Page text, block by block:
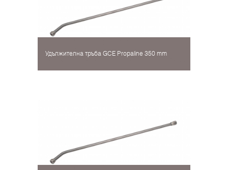
Удължителна тръба GCE Propaline 350 mm